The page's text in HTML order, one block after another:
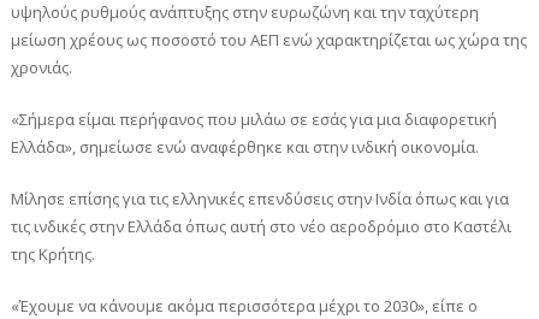
υψηλούς ρυθμούς ανάπτυξης στην ευρωζώνη και την ταχύτερη
μείωση χρέους ως ποσοστό του ΑΕΠ ενώ χαρακτηρίζεται ως χώρα της
χρονιάς.
«Σήμερα είμαι περήφανος που μιλάω σε εσάς για μια διαφορετική
Ελλάδα», σημείωσε ενώ αναφέρθηκε και στην ινδική οικονομία.
Μίλησε επίσης για τις ελληνικές επενδύσεις στην Ινδία όπως και για
τις ινδικές στην Ελλάδα όπως αυτή στο νέο αεροδρόμιο στο Καστέλι
της Κρήτης.
«Έχουμε να κάνουμε ακόμα περισσότερα μέχρι το 2030», είπε ο